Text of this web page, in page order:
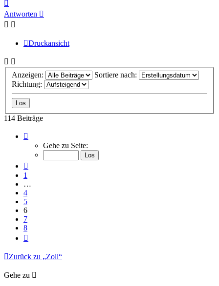
oben
Antworten
Druckansicht
Anzeigen:
Sortiere nach:
Richtung:
114 Beiträge
von
Gehe zu Seite:
1
…
4
5
6
7
8
Zurück zu „Zoll“
Gehe zu